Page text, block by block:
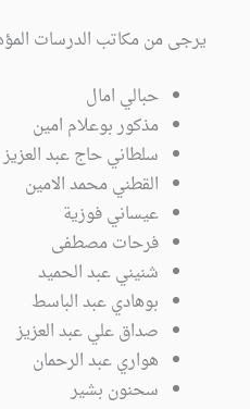
يرجى من مكاتب الدرسات
حبالي امال
مذكور بوعلام امين
سلطاني حاج عبد العزيز
القطني محمد الامين
عيساني فوزية
فرحات مصطفى
شنيني عبد الحميد
بوهادي عبد الباسط
صداق علي عبد العزيز
هواري عبد الرحمان
سحنون بشير